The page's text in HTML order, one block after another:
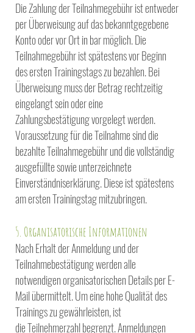
Die Zahlung der Teilnahmegebühr ist entweder
per Überweisung auf das bekanntgegebene
Konto odervor Ort in bar möglich. Die
Teilnahmegebühr ist spätestens vor Beginn
des ersten Trainingstags zubezahlen. Bei
Überweisung muss der Betrag rechtzeitig
eingelangt sein oder eine
Zahlungsbestätigungvorgelegt werden.
Voraussetzung für die Teilnahme sind die
bezahlte Teilnahmegebühr und die vollständig
ausgefülltesowie unterzeichnete
Einverständniserklärung. Diese ist spätestens
am ersten Trainingstag mitzubringen.
5. Organisatorische Informationen
Nach Erhalt der Anmeldung und der
Teilnahmebestätigung werden alle
notwendigen organisatorischenDetails per E-
Mail übermittelt. Um eine hohe Qualität des
Trainings zu gewährleisten, ist
dieTeilnehmerzahl begrenzt. Anmeldungen